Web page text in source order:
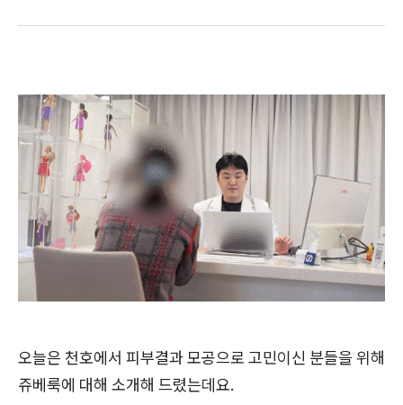
오늘은 천호에서 피부결과 모공으로 고민이신 분들을 위해
쥬베룩에 대해 소개해 드렸는데요.